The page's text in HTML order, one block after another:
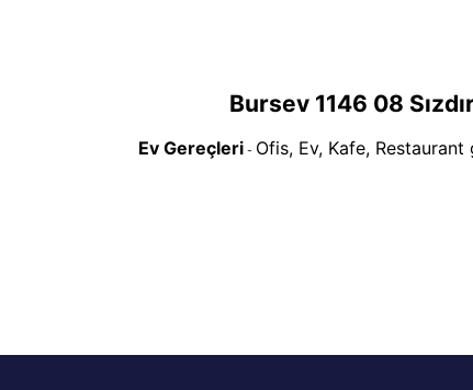
Bursev 1146 08
Ev Gereçleri- Ofis, Ev, Kafe,